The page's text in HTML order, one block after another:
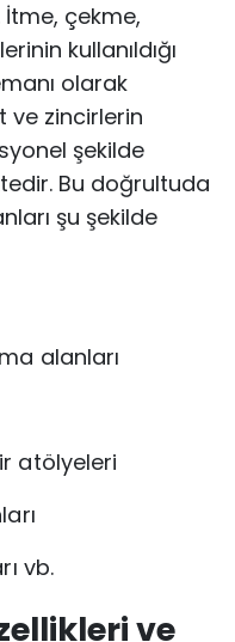
İtme, çekme,
kullanıldığı
olarak
ve zincirlerin
şekilde
Bu doğrultuda
şu şekilde
alanları
atölyeleri
vb.
ve